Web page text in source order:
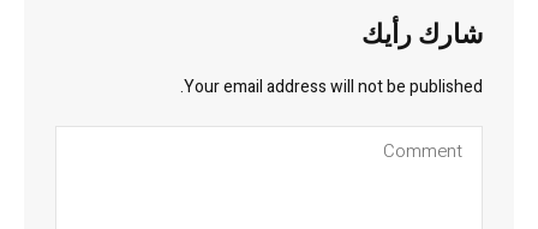
شارك رأيك
Your email address will not be published.